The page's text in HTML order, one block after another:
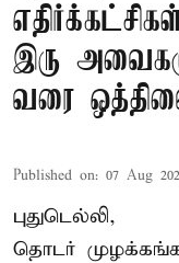
இரு
வரை
Published on: 07 Aug
புதுடெல்லி,
தொடர்